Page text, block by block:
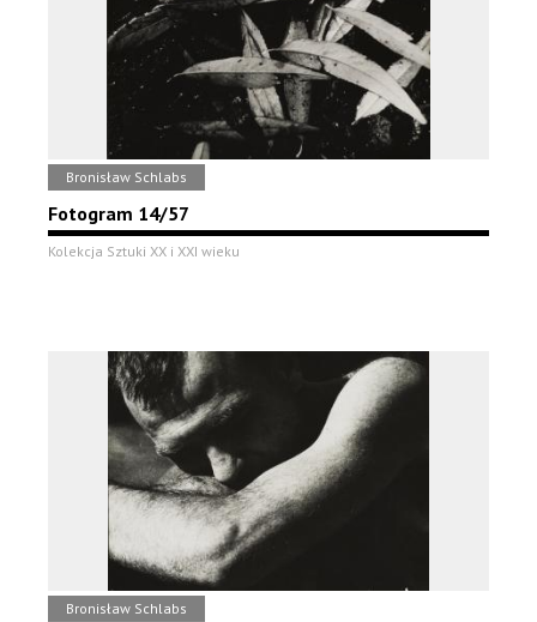
Bronisław Schlabs
Fotogram 14/57
Kolekcja Sztuki XX i XXI wieku
Bronisław Schlabs